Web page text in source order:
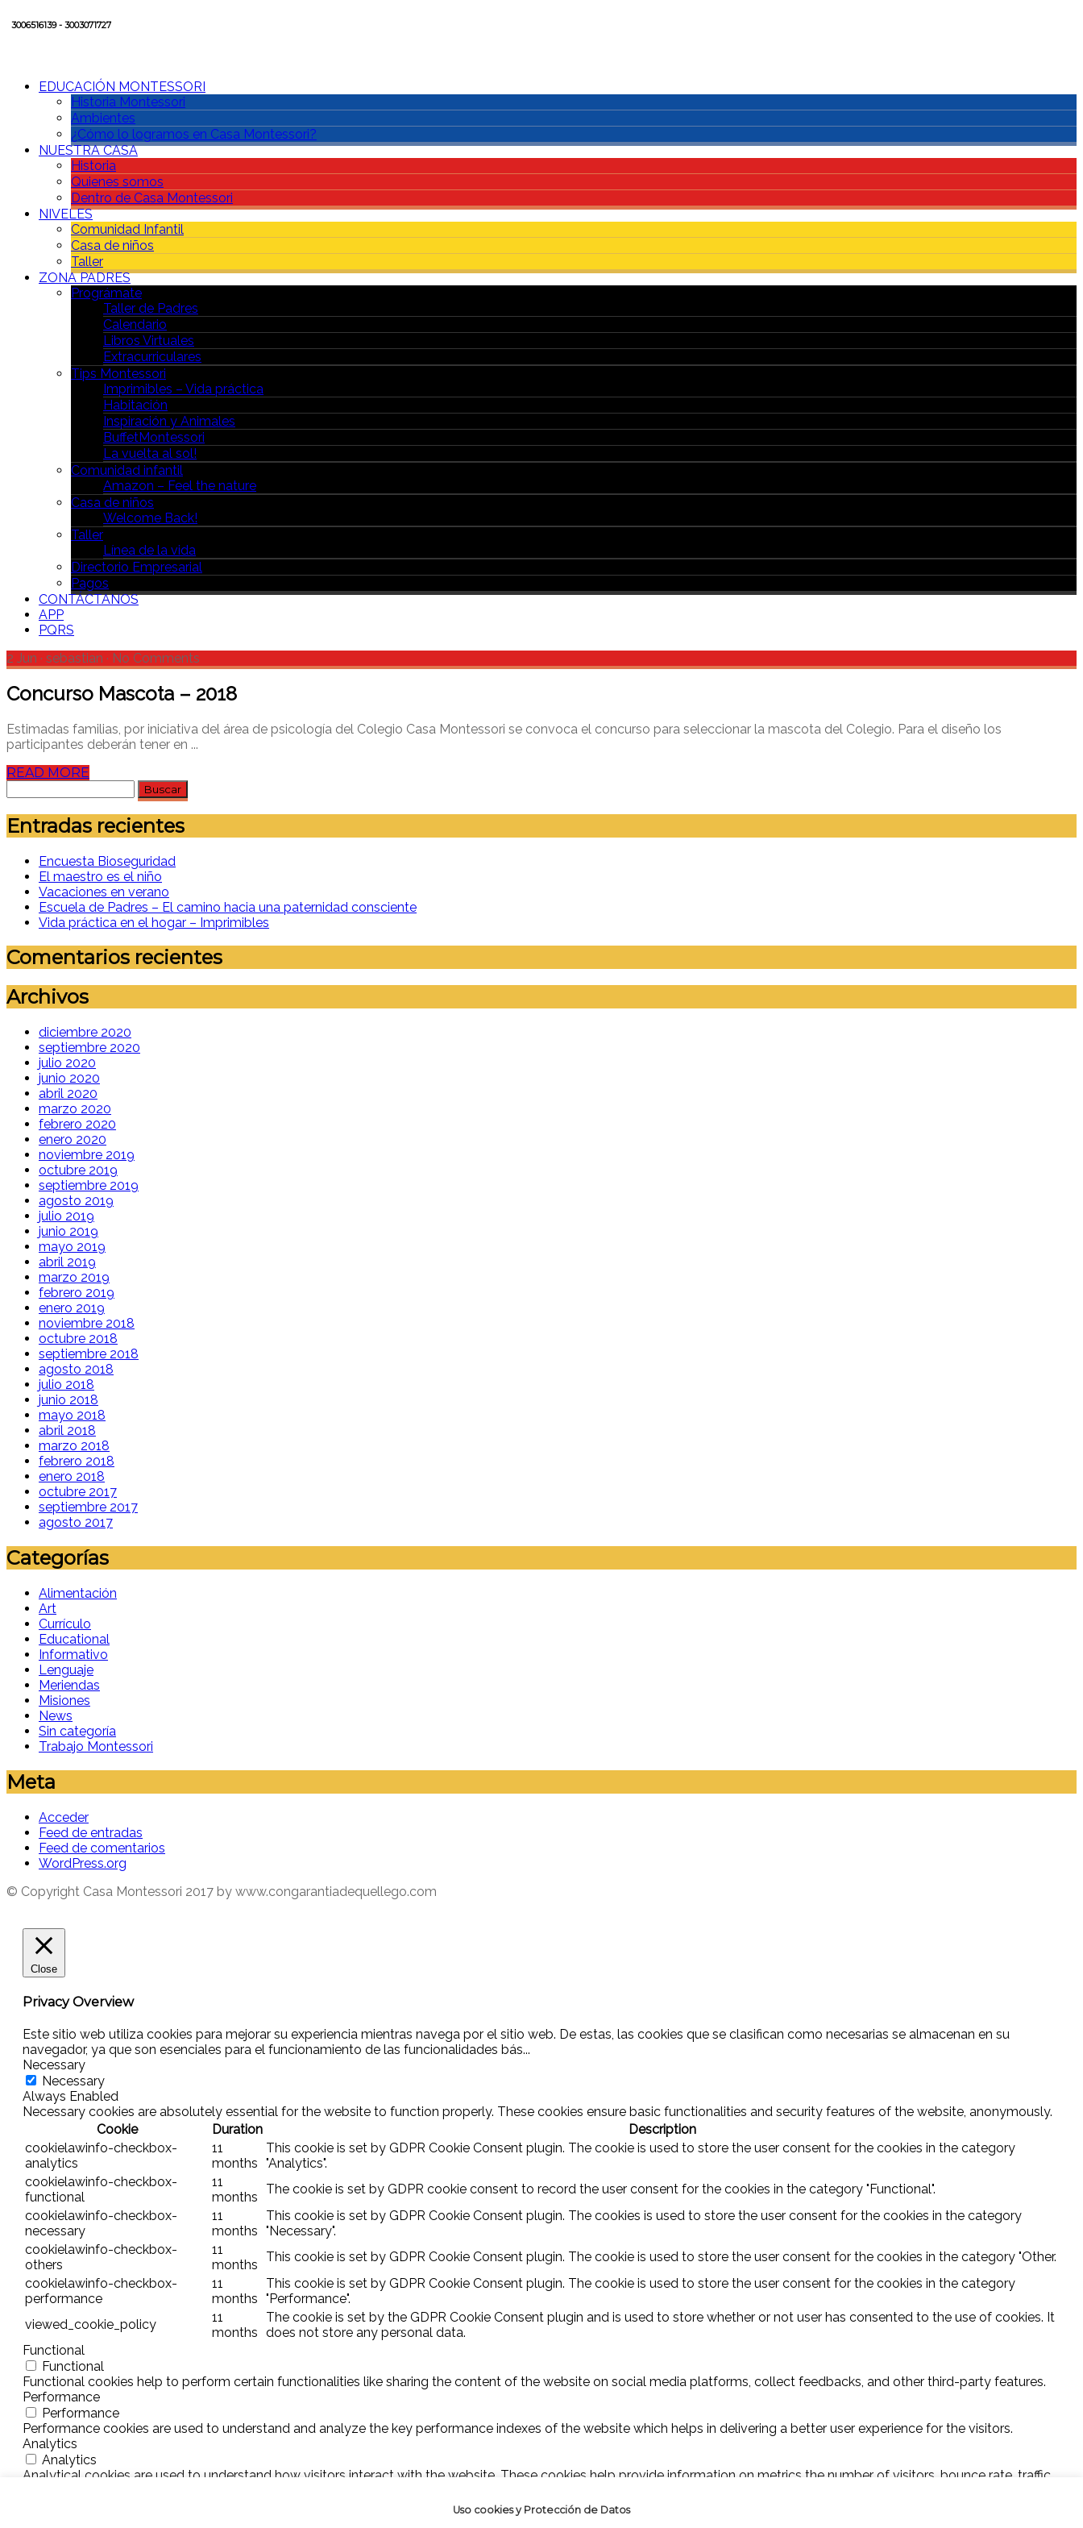
3006516139 - 3003071727
EDUCACIÓN MONTESSORI
Historia Montessori
Ambientes
¿Cómo lo logramos en Casa Montessori?
NUESTRA CASA
Historia
Quienes somos
Dentro de Casa Montessori
NIVELES
Comunidad Infantil
Casa de niños
Taller
ZONA PADRES
Prográmate
Taller de Padres
Calendario
Libros Virtuales
Extracurriculares
Tips Montessori
Imprimibles – Vida práctica
Habitación
Inspiración y Animales
BuffetMontessori
La vuelta al sol!
Comunidad infantil
Amazon – Feel the nature
Casa de niños
Welcome Back!
Taller
Línea de la vida
Directorio Empresarial
Pagos
CONTÁCTANOS
APP
PQRS
2 Jun · sebastian · No Comments
Concurso Mascota – 2018
Estimadas familias, por iniciativa del área de psicología del Colegio Casa Montessori se convoca el concurso para seleccionar la mascota del Colegio. Para el diseño los
participantes deberán tener en ...
READ MORE
Entradas recientes
Encuesta Bioseguridad
El maestro es el niño
Vacaciones en verano
Escuela de Padres – El camino hacia una paternidad consciente
Vida práctica en el hogar – Imprimibles
Comentarios recientes
Archivos
diciembre 2020
septiembre 2020
julio 2020
junio 2020
abril 2020
marzo 2020
febrero 2020
enero 2020
noviembre 2019
octubre 2019
septiembre 2019
agosto 2019
julio 2019
junio 2019
mayo 2019
abril 2019
marzo 2019
febrero 2019
enero 2019
noviembre 2018
octubre 2018
septiembre 2018
agosto 2018
julio 2018
junio 2018
mayo 2018
abril 2018
marzo 2018
febrero 2018
enero 2018
octubre 2017
septiembre 2017
agosto 2017
Categorías
Alimentación
Art
Currículo
Educational
Informativo
Lenguaje
Meriendas
Misiones
News
Sin categoría
Trabajo Montessori
Meta
Acceder
Feed de entradas
Feed de comentarios
WordPress.org
© Copyright Casa Montessori 2017 by www.congarantiadequellego.com
Uso cookies y Protección de Datos
Close
Privacy Overview
Este sitio web utiliza cookies para mejorar su experiencia mientras navega por el sitio web. De estas, las cookies que se clasifican como necesarias se almacenan en su
navegador, ya que son esenciales para el funcionamiento de las funcionalidades bás...
Necessary
Necessary
Always Enabled
Necessary cookies are absolutely essential for the website to function properly. These cookies ensure basic functionalities and security features of the website, anonymously.
Cookie
Duration
Description
cookielawinfo-checkbox-
analytics
11
months
This cookie is set by GDPR Cookie Consent plugin. The cookie is used to store the user consent for the cookies in the category
"Analytics".
cookielawinfo-checkbox-
functional
11
months
The cookie is set by GDPR cookie consent to record the user consent for the cookies in the category "Functional".
cookielawinfo-checkbox-
necessary
11
months
This cookie is set by GDPR Cookie Consent plugin. The cookies is used to store the user consent for the cookies in the category
"Necessary".
cookielawinfo-checkbox-
others
11
months
This cookie is set by GDPR Cookie Consent plugin. The cookie is used to store the user consent for the cookies in the category "Other.
cookielawinfo-checkbox-
performance
11
months
This cookie is set by GDPR Cookie Consent plugin. The cookie is used to store the user consent for the cookies in the category
"Performance".
viewed_cookie_policy
11
months
The cookie is set by the GDPR Cookie Consent plugin and is used to store whether or not user has consented to the use of cookies. It
does not store any personal data.
Functional
Functional
Functional cookies help to perform certain functionalities like sharing the content of the website on social media platforms, collect feedbacks, and other third-party features.
Performance
Performance
Performance cookies are used to understand and analyze the key performance indexes of the website which helps in delivering a better user experience for the visitors.
Analytics
Analytics
Analytical cookies are used to understand how visitors interact with the website. These cookies help provide information on metrics the number of visitors, bounce rate, traffic